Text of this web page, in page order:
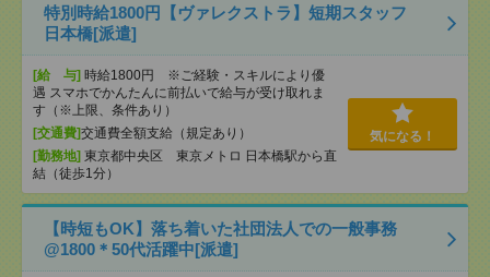
特別時給1800円【ヴァレクストラ】短期スタッフ
日本橋[派遣]
[給 与] 時給1800円 ※ご経験・スキルにより優
遇 スマホでかんたんに前払いで給与が受け取れま
す（※上限、条件あり）
[交通費]交通費全額支給（規定あり）
[勤務地] 東京都中央区 東京メトロ 日本橋駅から直
結（徒歩1分）
気になる！
【時短もOK】落ち着いた社団法人での一般事務
@1800＊50代活躍中[派遣]